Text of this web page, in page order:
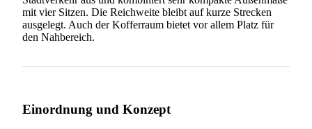
mit vier Sitzen. Die Reichweite bleibt auf kurze Strecken
ausgelegt. Auch der Kofferraum bietet vor allem Platz für
den Nahbereich.
Einordnung und Konzept